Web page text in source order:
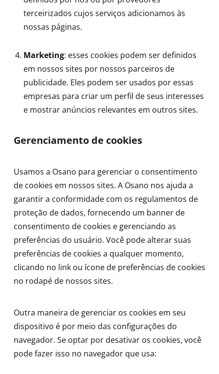
terceirizados cujos serviços adicionamos às
nossas páginas.
Marketing: esses cookies podem ser definidos
em nossos sites por nossos parceiros de
publicidade. Eles podem ser usados por essas
empresas para criar um perfil de seus interesses
e mostrar anúncios relevantes em outros sites.
Gerenciamento de cookies
Usamos a Osano para gerenciar o consentimento
de cookies em nossos sites. A Osano nos ajuda a
garantir a conformidade com os regulamentos de
proteção de dados, fornecendo um banner de
consentimento de cookies e gerenciando as
preferências do usuário. Você pode alterar suas
preferências de cookies a qualquer momento,
clicando no link ou ícone de preferências de cookies
no rodapé de nossos sites.
Outra maneira de gerenciar os cookies em seu
dispositivo é por meio das configurações do
navegador. Se optar por desativar os cookies, você
pode fazer isso no navegador que usa: